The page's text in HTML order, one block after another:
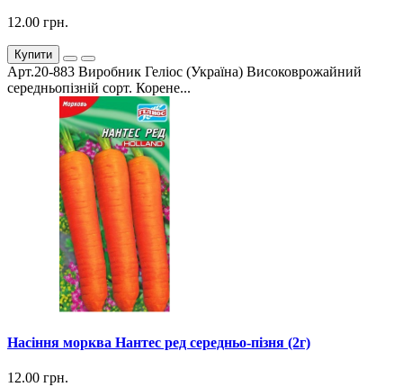
12.00 грн.
Купити
Арт.20-883 Виробник Геліос (Україна) Високоврожайний
середньопізній сорт. Корене...
Насіння морква Нантес ред середньо-пізня (2г)
12.00 грн.